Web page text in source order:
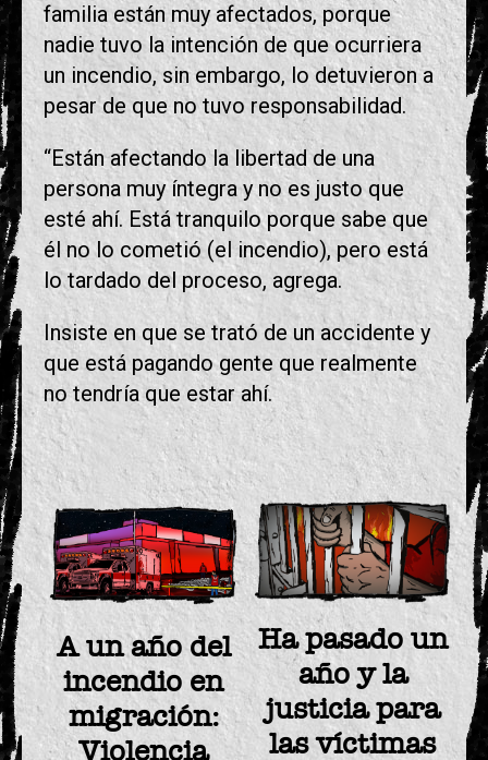
familia están muy afectados, porque
nadie tuvo la intención de que ocurriera
un incendio, sin embargo, lo detuvieron a
pesar de que no tuvo responsabilidad.
“Están afectando la libertad de una
persona muy íntegra y no es justo que
esté ahí. Está tranquilo porque sabe que
él no lo cometió (el incendio), pero está
lo tardado del proceso, agrega.
Insiste en que se trató de un accidente y
que está pagando gente que realmente
no tendría que estar ahí.
A un año del
incendio en
migración:
Violencia
Ha pasado un
año y la
justicia para
las víctimas